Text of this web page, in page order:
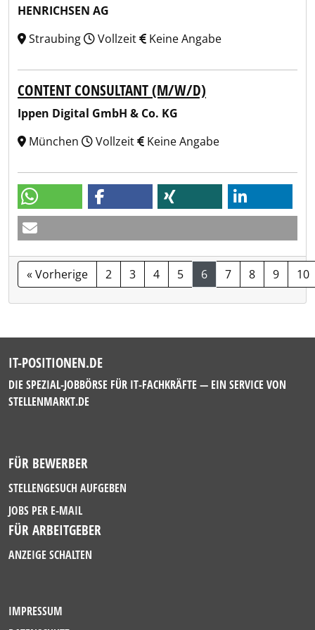
HENRICHSEN AG
Straubing
Vollzeit Keine Angabe
CONTENT CONSULTANT (M/W/D)
Ippen Digital GmbH & Co. KG
München
Vollzeit Keine Angabe
« Vorherige 2 3 4 5 6 7 8 9 10
IT-POSITIONEN.DE
DIE SPEZIAL-JOBBÖRSE FÜR IT-FACHKRÄFTE — EIN SERVICE VON
STELLENMARKT.DE
FÜR BEWERBER
STELLENGESUCH AUFGEBEN
JOBS PER E-MAIL
FÜR ARBEITGEBER
ANZEIGE SCHALTEN
IMPRESSUM